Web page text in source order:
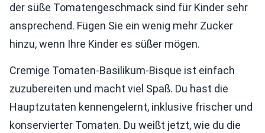
der süße Tomatengeschmack sind für Kinder sehr
ansprechend. Fügen Sie ein wenig mehr Zucker
hinzu, wenn Ihre Kinder es süßer mögen.
Cremige Tomaten-Basilikum-Bisque ist einfach
zuzubereiten und macht viel Spaß. Du hast die
Hauptzutaten kennengelernt, inklusive frischer und
konservierter Tomaten. Du weißt jetzt, wie du die